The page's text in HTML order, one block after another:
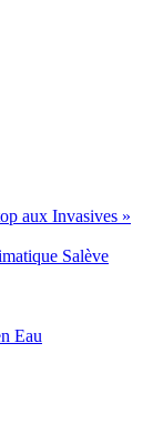
aux Invasives »
Salève
Eau